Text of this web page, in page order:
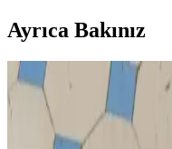
Ayrıca Bakınız
Tek Çanta Seyahat:
Esnek Seyahat
Tek çanta seyahat yöntemi,